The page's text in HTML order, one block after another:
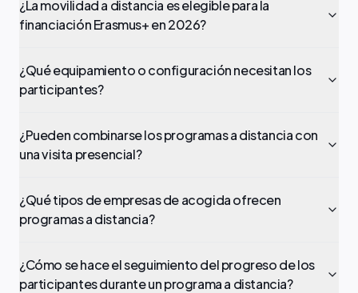
¿La movilidad a distancia es elegible para la
financiación Erasmus+ en 2026?
¿Qué equipamiento o configuración necesitan los
participantes?
¿Pueden combinarse los programas a distancia con
una visita presencial?
¿Qué tipos de empresas de acogida ofrecen
programas a distancia?
¿Cómo se hace el seguimiento del progreso de los
participantes durante un programa a distancia?